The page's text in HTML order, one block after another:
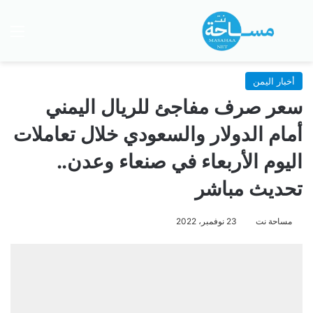
بحث عن
أخبار اليمن
سعر صرف مفاجئ للريال اليمني
أمام الدولار والسعودي خلال تعاملات
اليوم الأربعاء في صنعاء وعدن..
تحديث مباشر
مساحة نت 23 نوفمبر، 2022